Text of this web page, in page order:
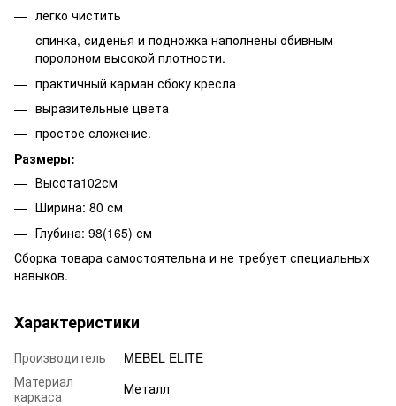
легко чистить
спинка, сиденья и подножка наполнены обивным
поролоном высокой плотности.
практичный карман сбоку кресла
выразительные цвета
простое сложение.
Размеры:
Высота102см
Ширина: 80 см
Глубина: 98(165) см
Сборка товара самостоятельна и не требует специальных
навыков.
Характеристики
Производитель
MEBEL ELITE
Материал
каркаса
Металл